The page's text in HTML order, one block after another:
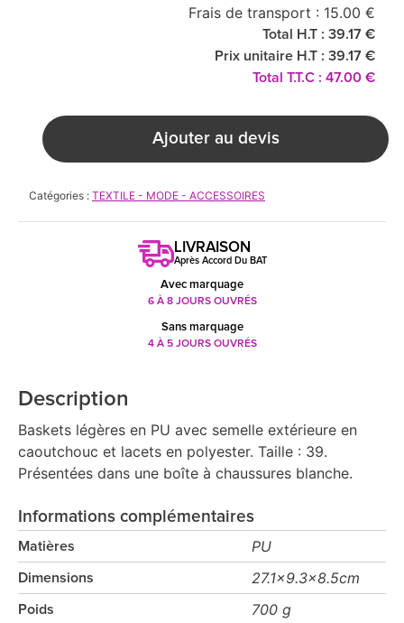
Frais de transport : 15.00 €
Total H.T : 39.17 €
Prix unitaire H.T : 39.17 €
Total T.T.C : 47.00 €
Ajouter au devis
Catégories : TEXTILE - MODE - ACCESSOIRES
LIVRAISON
Après Accord Du BAT
Avec marquage
6 À 8 JOURS OUVRÉS
Sans marquage
4 À 5 JOURS OUVRÉS
Description
Baskets légères en PU avec semelle extérieure en
caoutchouc et lacets en polyester. Taille : 39.
Présentées dans une boîte à chaussures blanche.
Informations complémentaires
Matières PU
Dimensions 27.1x9.3x8.5cm
Poids 700 g